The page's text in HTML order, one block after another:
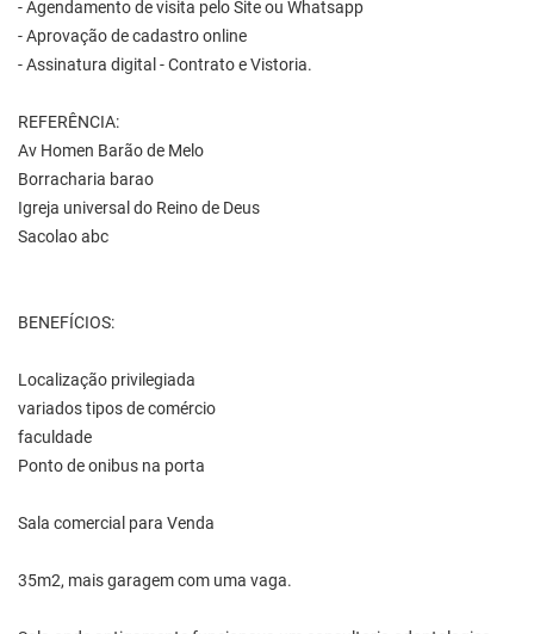
- Agendamento de visita pelo Site ou Whatsapp
- Aprovação de cadastro online
- Assinatura digital - Contrato e Vistoria.
REFERÊNCIA:
Av Homen Barão de Melo
Borracharia barao
Igreja universal do Reino de Deus
Sacolao abc
BENEFÍCIOS:
Localização privilegiada
variados tipos de comércio
faculdade
Ponto de onibus na porta
Sala comercial para Venda
35m2, mais garagem com uma vaga.